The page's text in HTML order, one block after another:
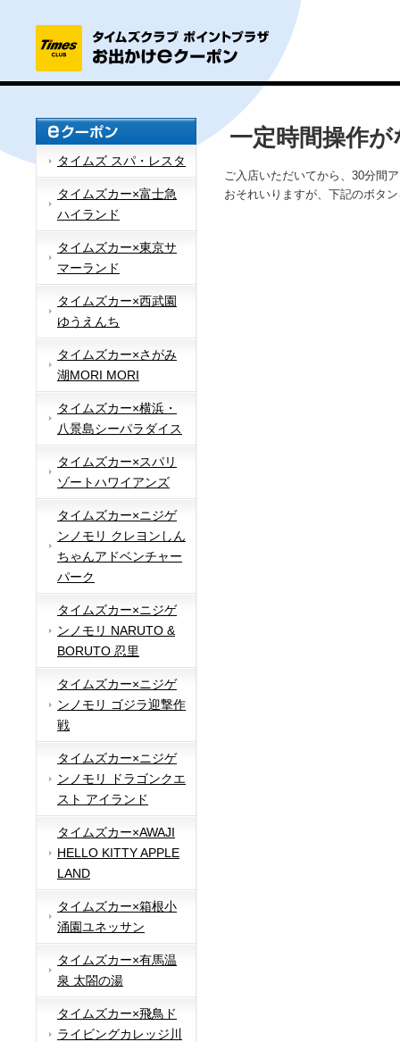
タイムズ スパ・レスタ
タイムズカー×富士急
ハイランド
タイムズカー×東京サ
マーランド
タイムズカー×西武園
ゆうえんち
タイムズカー×さがみ
湖MORI MORI
タイムズカー×横浜・
八景島シーパラダイス
タイムズカー×スパリ
ゾートハワイアンズ
タイムズカー×ニジゲ
ンノモリ クレヨンしん
ちゃんアドベンチャー
パーク
タイムズカー×ニジゲ
ンノモリ NARUTO &
BORUTO 忍里
タイムズカー×ニジゲ
ンノモリ ゴジラ迎撃作
戦
タイムズカー×ニジゲ
ンノモリ ドラゴンクエ
スト アイランド
タイムズカー×AWAJI
HELLO KITTY APPLE
LAND
タイムズカー×箱根小
涌園ユネッサン
タイムズカー×有馬温
泉 太閤の湯
タイムズカー×飛鳥ド
ライビングカレッジ川
一定時間操作
ご入店いただいてから、30分間
おそれいりますが、下記のボタ